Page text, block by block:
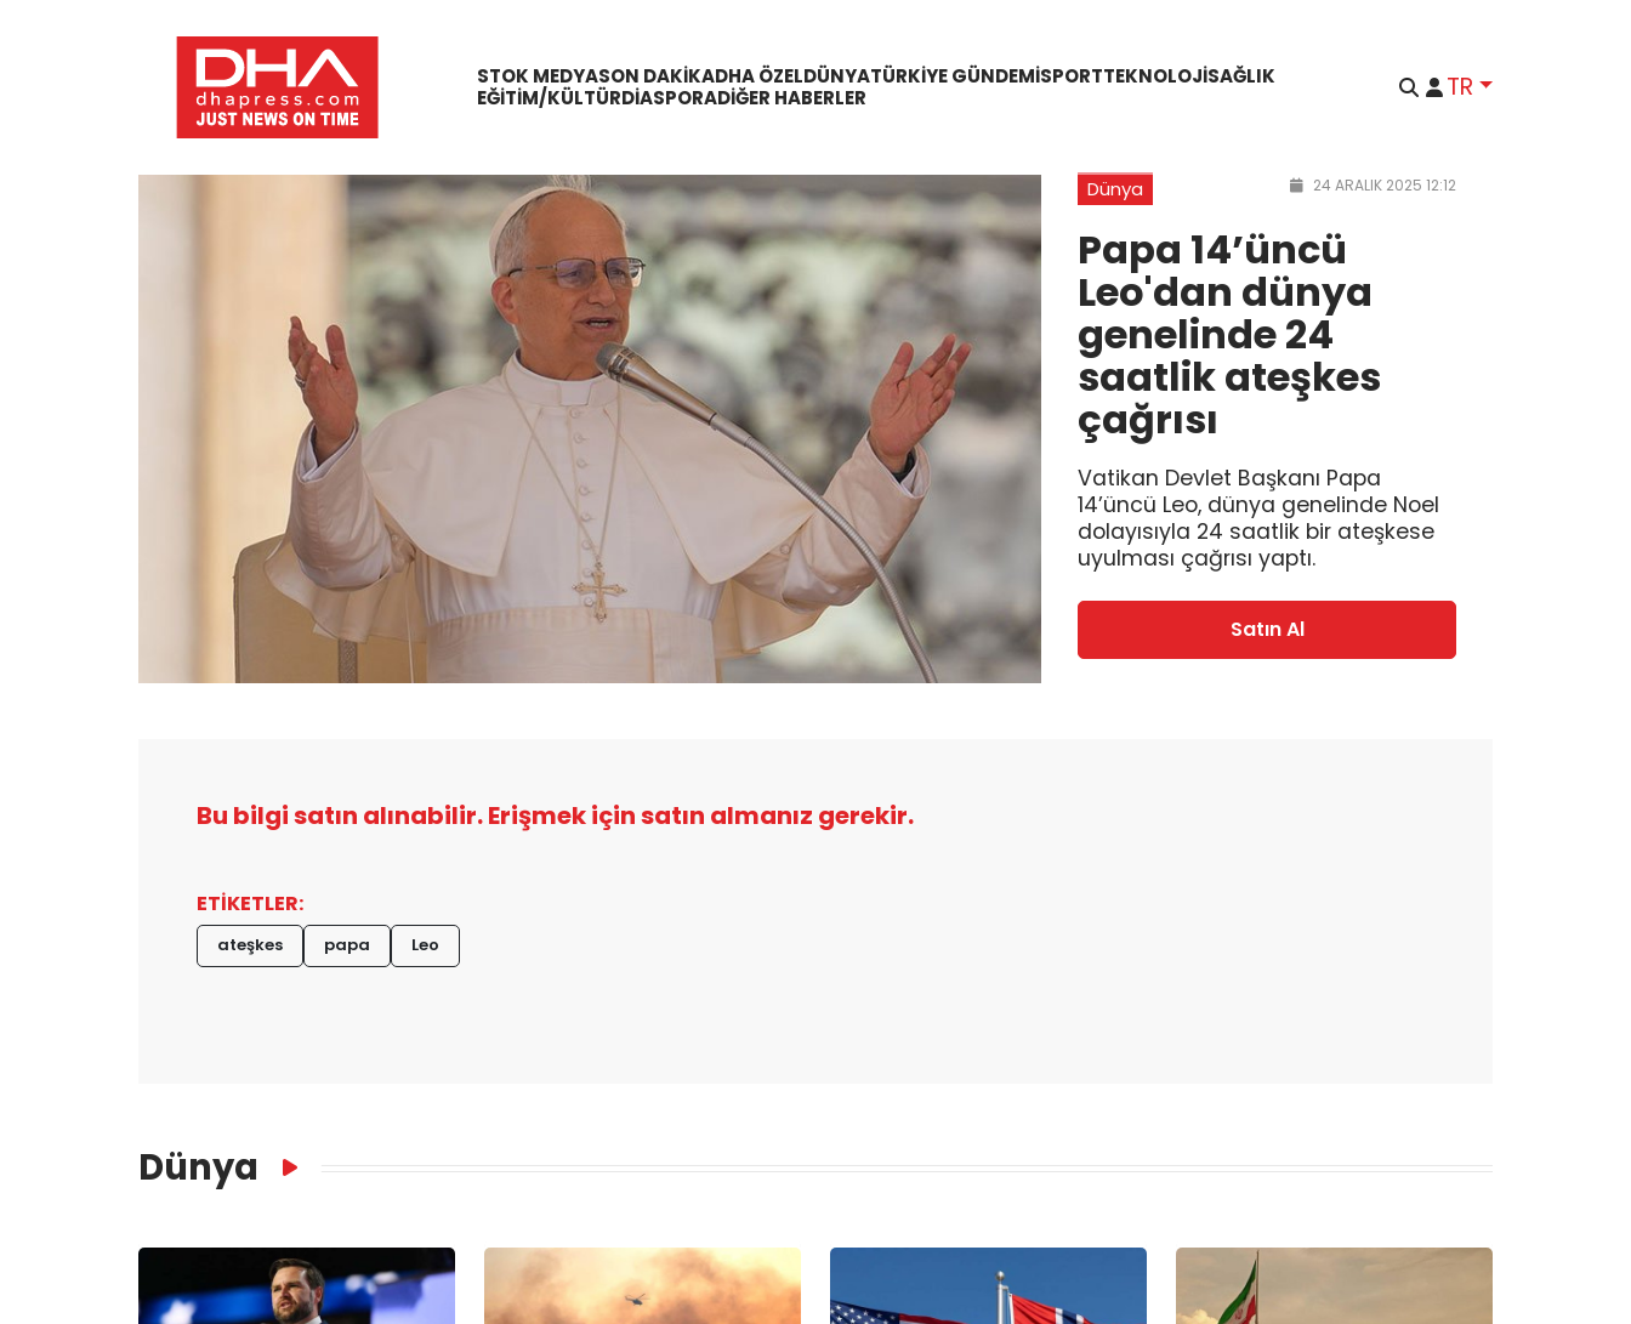
STOK MEDYASON DAKIKADHA ÖZELDÜNYATÜRKIYE GÜNDEMISPORTTEKNOLOJISAĞLIK
EĞITIM/KÜLTÜRDIASPORADIĞER HABERLER TR
Dünya 24 ARALIK 2025 12:12
Papa 14’üncü
Leo'dan dünya
genelinde 24
saatlik ateşkes
çağrısı
Vatikan Devlet Başkanı Papa
14’üncü Leo, dünya genelinde Noel
dolayısıyla 24 saatlik bir ateşkese
uyulması çağrısı yaptı.
Satın Al
Bu bilgi satın alınabilir. Erişmek için satın almanız gerekir.
ETİKETLER:
ateşkes papa Leo
Dünya